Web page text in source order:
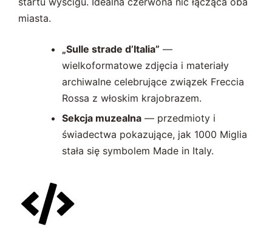
miasta.
„Sulle strade d’Italia” —
wielkoformatowe zdjęcia i materiały
archiwalne celebrujące związek Freccia
Rossa z włoskim krajobrazem.
Sekcja muzealna — przedmioty i
świadectwa pokazujące, jak 1000 Miglia
stała się symbolem Made in Italy.